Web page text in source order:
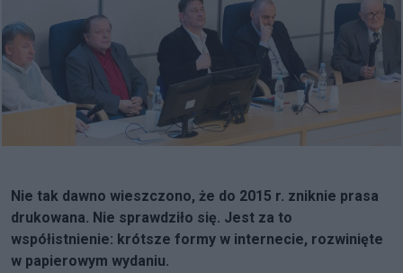
Nie tak dawno wieszczono, że do 2015 r. zniknie prasa
drukowana. Nie sprawdziło się. Jest za to
współistnienie: krótsze formy w internecie, rozwinięte
w papierowym wydaniu.